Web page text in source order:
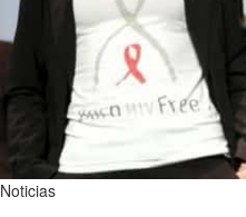
Noticias